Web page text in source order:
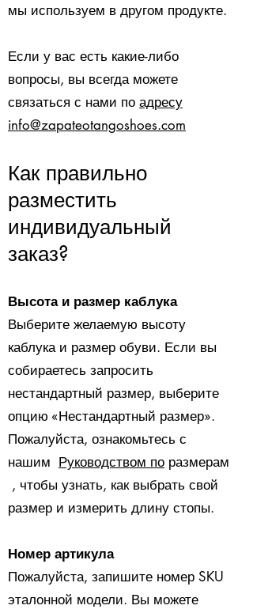
мы используем в другом продукте.
Если у вас есть какие-либо
вопросы, вы всегда можете
связаться с нами по адресу
info@zapateotangoshoes.com
Как правильно
разместить
индивидуальный
заказ?
Высота и размер каблука
Выберите желаемую высоту
каблука и размер обуви. Если вы
собираетесь запросить
нестандартный размер, выберите
опцию «Нестандартный размер».
Пожалуйста, ознакомьтесь с
нашим Руководством по размерам
, чтобы узнать, как выбрать свой
размер и измерить длину стопы.
Номер артикула
Пожалуйста, запишите номер SKU
эталонной модели. Вы можете